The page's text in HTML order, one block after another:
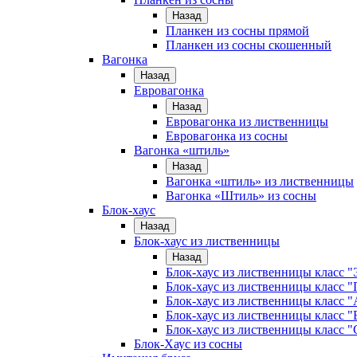
Назад
Планкен из сосны прямой
Планкен из сосны скошенный
Вагонка
Назад
Евровагонка
Назад
Евровагонка из лиственницы
Евровагонка из сосны
Вагонка «штиль»
Назад
Вагонка «штиль» из лиственницы
Вагонка «Штиль» из сосны
Блок-хаус
Назад
Блок-хаус из лиственницы
Назад
Блок-хаус из лиственницы класс
Блок-хаус из лиственницы класс
Блок-хаус из лиственницы класс
Блок-хаус из лиственницы класс
Блок-хаус из лиственницы класс
Блок-Хаус из сосны